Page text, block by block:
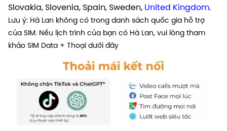
Slovakia, Slovenia, Spain, Sweden, United Kingdom.
Lưu ý: Hà Lan không có trong danh sách quốc gia hỗ trợ
của SIM. Nếu lịch trình của bạn có Hà Lan, vui lòng tham
khảo SIM Data + Thoại dưới đây